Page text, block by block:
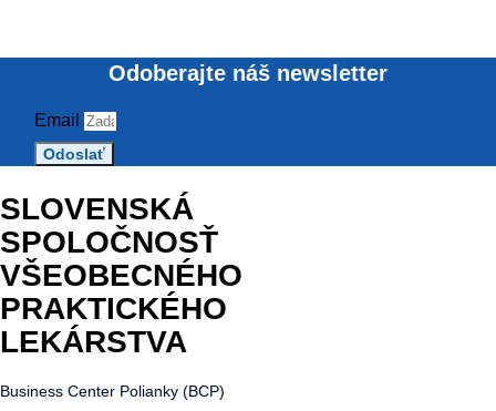
Odoberajte náš newsletter
Email
Odoslať
SLOVENSKÁ
SPOLOČNOSŤ
VŠEOBECNÉHO
PRAKTICKÉHO
LEKÁRSTVA
Business Center Polianky (BCP)